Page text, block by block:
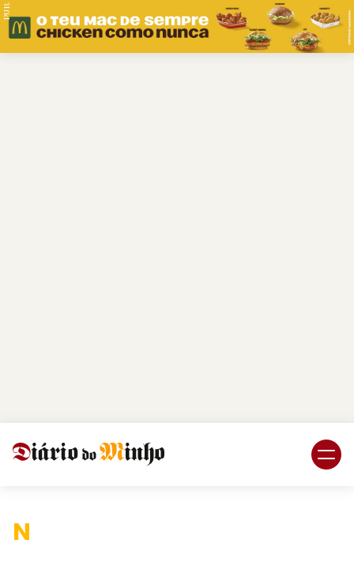
PUB.
Nacional.